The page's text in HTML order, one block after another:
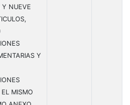
Y NUEVE
Y
MISMO